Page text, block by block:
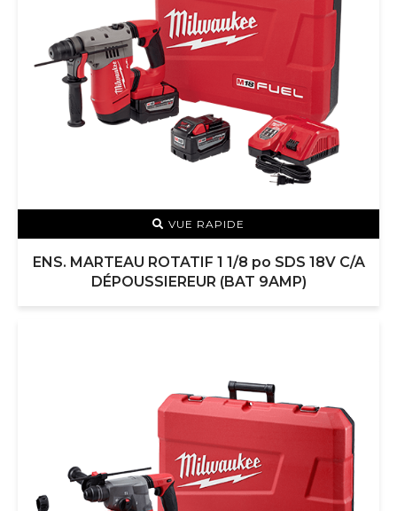
VUE RAPIDE
ENS. MARTEAU ROTATIF 1 1/8 po SDS 18V C/A
DÉPOUSSIEREUR (BAT 9AMP)